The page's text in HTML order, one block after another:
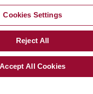
Todos os direitos
CNPJ 01.879.814/
Av. Francisco
CEP 05001-903
faleconosco@rich.com
Cookies Settings
Reject All
Accept All Cookies